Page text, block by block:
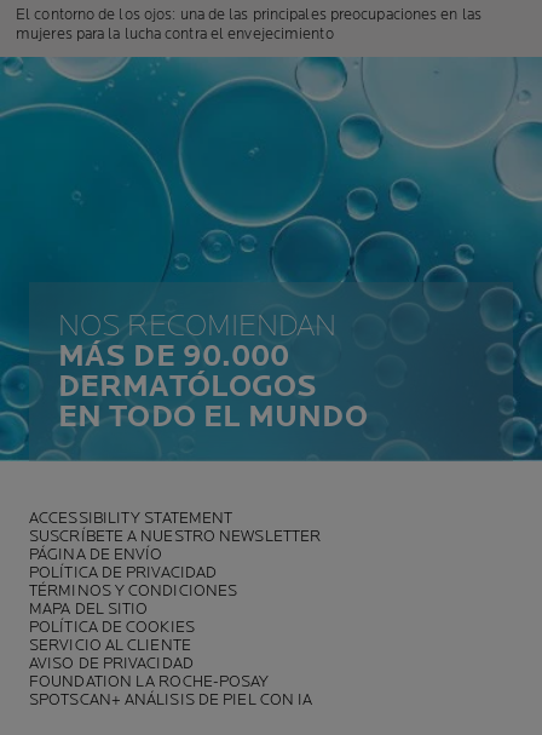
El contorno de los ojos: una de las principales preocupaciones en las
mujeres para la lucha contra el envejecimiento
NOS RECOMIENDAN
MÁS DE 90.000
DERMATÓLOGOS
EN TODO EL MUNDO
ACCESSIBILITY STATEMENT
SUSCRÍBETE A NUESTRO NEWSLETTER
PÁGINA DE ENVÍO
POLÍTICA DE PRIVACIDAD
TÉRMINOS Y CONDICIONES
MAPA DEL SITIO
POLÍTICA DE COOKIES
SERVICIO AL CLIENTE
AVISO DE PRIVACIDAD
FOUNDATION LA ROCHE-POSAY
SPOTSCAN+ ANÁLISIS DE PIEL CON IA